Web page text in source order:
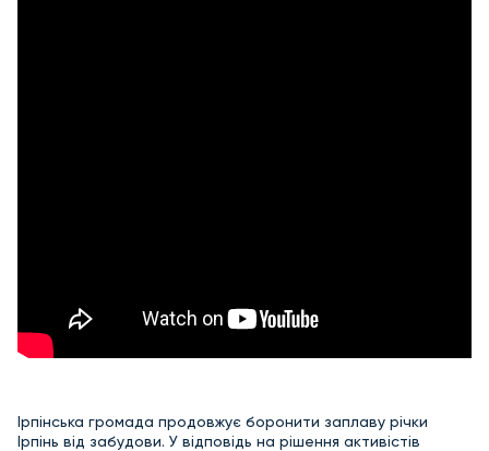
Ірпінська громада продовжує боронити заплаву річки
Ірпінь від забудови. У відповідь на рішення активістів